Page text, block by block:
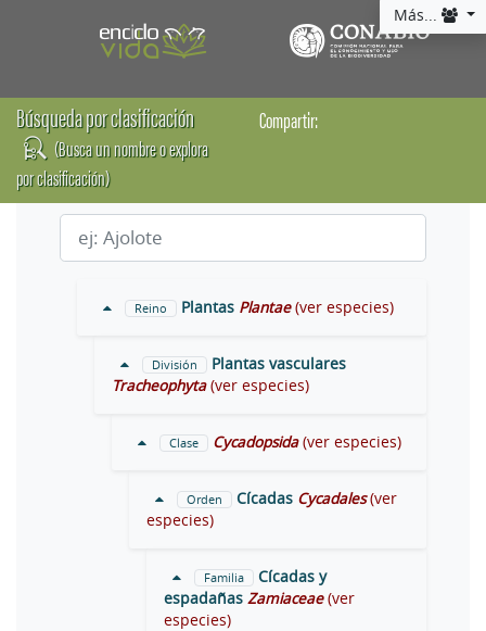
Más...
Búsqueda por clasificación
(Busca un nombre o explora
por clasificación)
Compartir:
Reino Plantas Plantae (ver especies)
División
Plantas vasculares
Tracheophyta (ver especies)
Clase Cycadopsida (ver especies)
Orden Cícadas Cycadales (ver
especies)
Familia
Cícadas y
espadañas Zamiaceae (ver
especies)